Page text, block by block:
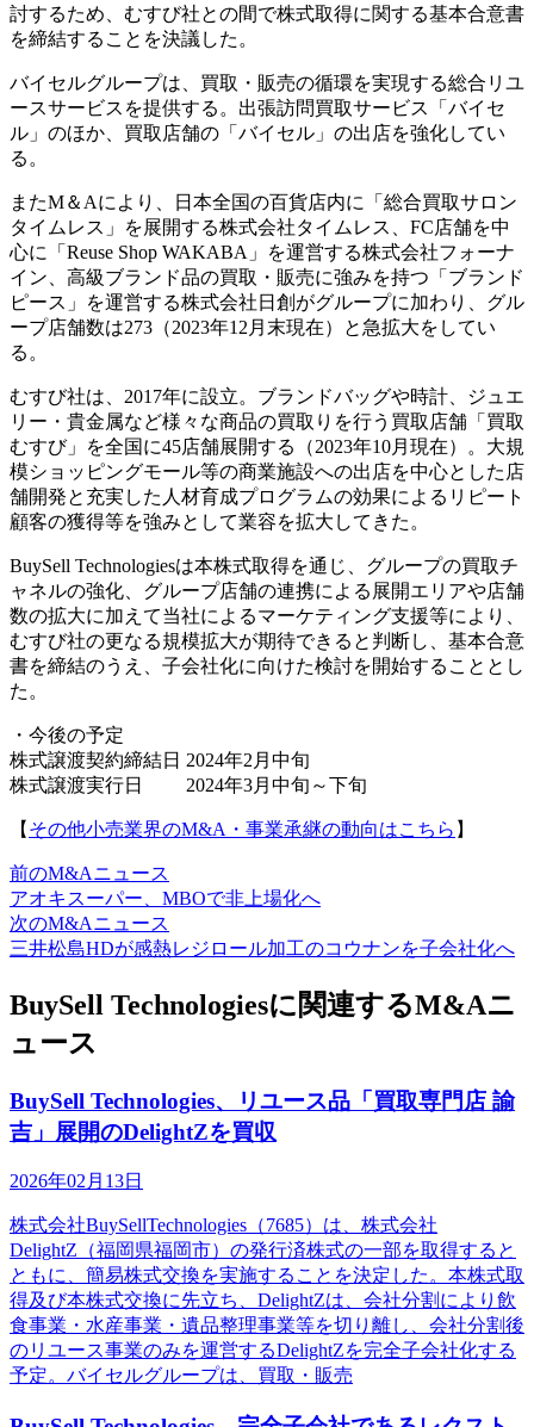
討するため、むすび社との間で株式取得に関する基本合意書
を締結することを決議した。
バイセルグループは、買取・販売の循環を実現する総合リユ
ースサービスを提供する。出張訪問買取サービス「バイセ
ル」のほか、買取店舗の「バイセル」の出店を強化してい
る。
またM＆Aにより、日本全国の百貨店内に「総合買取サロン
タイムレス」を展開する株式会社タイムレス、FC店舗を中
心に「Reuse Shop WAKABA」を運営する株式会社フォーナ
イン、高級ブランド品の買取・販売に強みを持つ「ブランド
ピース」を運営する株式会社日創がグループに加わり、グル
ープ店舗数は273（2023年12月末現在）と急拡大をしてい
る。
むすび社は、2017年に設立。ブランドバッグや時計、ジュエ
リー・貴金属など様々な商品の買取りを行う買取店舗「買取
むすび」を全国に45店舗展開する（2023年10月現在）。大規
模ショッピングモール等の商業施設への出店を中心とした店
舗開発と充実した人材育成プログラムの効果によるリピート
顧客の獲得等を強みとして業容を拡大してきた。
BuySell Technologiesは本株式取得を通じ、グループの買取チ
ャネルの強化、グループ店舗の連携による展開エリアや店舗
数の拡大に加えて当社によるマーケティング支援等により、
むすび社の更なる規模拡大が期待できると判断し、基本合意
書を締結のうえ、子会社化に向けた検討を開始することとし
た。
・今後の予定
株式譲渡契約締結日 2024年2月中旬
株式譲渡実行日 2024年3月中旬～下旬
【 その他小売業界のM&A・事業承継の動向はこちら 】
前のM&Aニュース
アオキスーパー、MBOで非上場化へ
次のM&Aニュース
三井松島HDが感熱レジロール加工のコウナンを子会社化へ
BuySell Technologiesに関連するM&Aニ
ュース
BuySell Technologies、リユース品「買取専門店 諭
吉」展開のDelightZを買収
2026年02月13日
株式会社BuySellTechnologies（7685）は、株式会社
DelightZ（福岡県福岡市）の発行済株式の一部を取得すると
ともに、簡易株式交換を実施することを決定した。本株式取
得及び本株式交換に先立ち、DelightZは、会社分割により飲
食事業・水産事業・遺品整理事業等を切り離し、会社分割後
のリユース事業のみを運営するDelightZを完全子会社化する
予定。バイセルグループは、買取・販売